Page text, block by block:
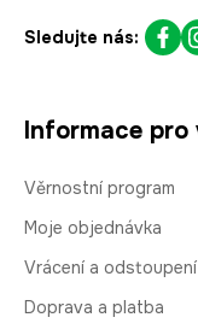
Sledujte nás:
Informace pro
Věrnostní program
Moje objednávka
Vrácení a
Doprava a platba